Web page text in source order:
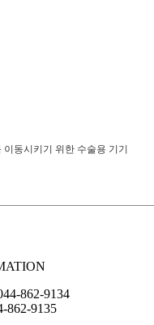
동시키기 위한 수술용 기기
862-9134
862-9135